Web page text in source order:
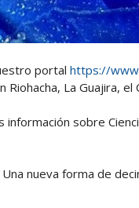
portal https://
La Guajira, el
sobre
Una nueva forma de